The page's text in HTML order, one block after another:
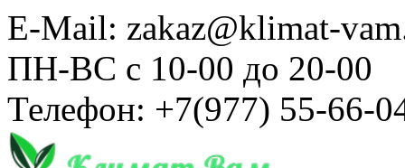
E-Mail: zakaz@klimat-
ПН-ВС с 10-00 до 20-00
Телефон: +7(977) 55-66-